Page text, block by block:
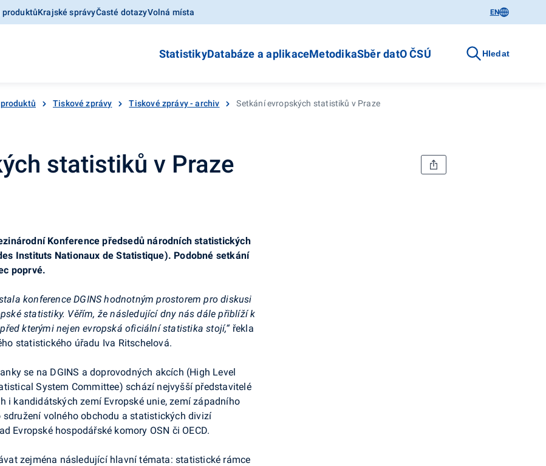
produktůKrajské správyČasté dotazyVolná místa EN
StatistikyDatabáze a aplikaceMetodikaSběr datO ČSÚ Hledat
Tiskové zprávy Tiskové zprávy - archiv Setkání evropských statistiků v Praze
statistiků v Praze
Konference předsedů národních statistických
Instituts Nationaux de Statistique). Podobné setkání
poprvé.
konference DGINS hodnotným prostorem pro diskusi
statistiky. Věřím, že následující dny nás dále přiblíží k
kterými nejen evropská oficiální statistika stojí,“řekla
statistického úřadu Iva Ritschelová.
se na DGINS a doprovodných akcích (High Level
System Committee) schází nejvyšší představitelé
i kandidátských zemí Evropské unie, zemí západního
sdružení volného obchodu a statistických divizí
Evropské hospodářské komory OSN či OECD.
zejména následující hlavní témata: statistické rámce